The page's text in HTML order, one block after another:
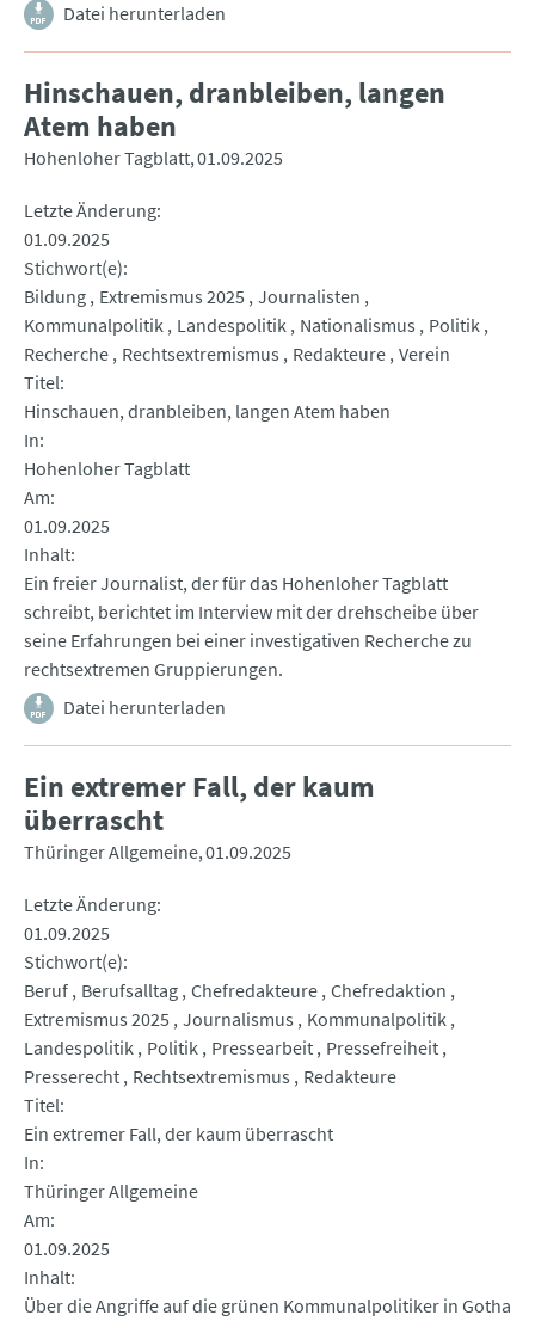
Datei herunterladen
Hinschauen, dranbleiben, langen
Atem haben
Hohenloher Tagblatt 01.09.2025
Letzte Änderung
01.09.2025
Stichwort(e)
Bildung Extremismus 2025 Journalisten
Kommunalpolitik Landespolitik Nationalismus
Politik
Recherche Rechtsextremismus Redakteure Verein
Titel
Hinschauen, dranbleiben, langen Atem haben
In
Hohenloher Tagblatt
Am
01.09.2025
Inhalt
Ein freier Journalist, der für das Hohenloher Tagblatt
schreibt, berichtet im Interview mit der drehscheibe über
seine Erfahrungen bei einer investigativen Recherche zu
rechtsextremen Gruppierungen.
Datei herunterladen
Ein extremer Fall, der kaum
überrascht
Thüringer Allgemeine 01.09.2025
Letzte Änderung
01.09.2025
Stichwort(e)
Beruf Berufsalltag Chefredakteure Chefredaktion
Extremismus 2025 Journalismus
Kommunalpolitik
Landespolitik Politik Pressearbeit Pressefreiheit
Presserecht Rechtsextremismus
Redakteure
Titel
Ein extremer Fall, der kaum überrascht
In
Thüringer Allgemeine
Am
01.09.2025
Inhalt
Über die Angriffe auf die grünen Kommunalpolitiker in Gotha